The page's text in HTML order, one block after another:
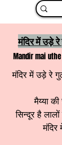
मंदिर में उड़े रे
Mandir mai
मंदिर में उड़े रे
मैय्या
सिन्दूर है
मंदिर